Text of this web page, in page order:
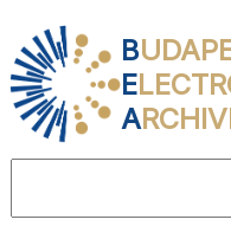
B
E
A